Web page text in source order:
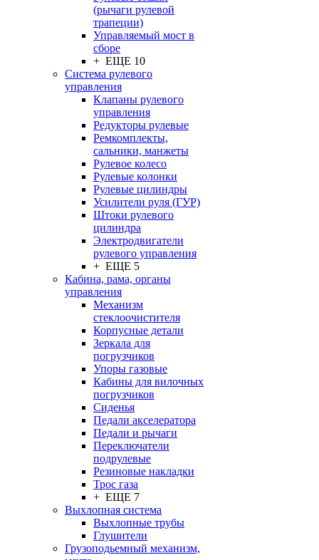
(рычаги рулевой
трапеции)
Управляемый мост в
сборе
+ ЕЩЕ 10
Система рулевого
управления
Клапаны рулевого
управления
Редукторы рулевые
Ремкомплекты,
сальники, манжеты
Рулевое колесо
Рулевые колонки
Рулевые цилиндры
Усилители руля (ГУР)
Штоки рулевого
цилиндра
Электродвигатели
рулевого управления
+ ЕЩЕ 5
Кабина, рама, органы
управления
Механизм
стеклоочистителя
Корпусные детали
Зеркала для
погрузчиков
Упоры газовые
Кабины для вилочных
погрузчиков
Сиденья
Педали акселератора
Педали и рычаги
Переключатели
подрулевые
Резиновые накладки
Трос газа
+ ЕЩЕ 7
Выхлопная система
Выхлопные трубы
Глушители
Грузоподьемный механизм,